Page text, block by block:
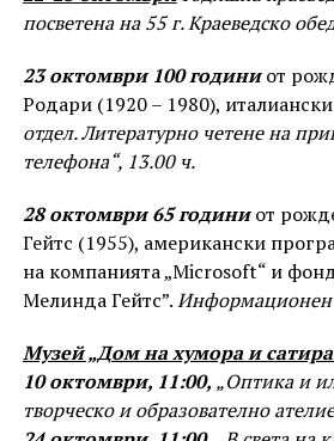
посветена на 55 г. Краеведско
23октомври 100 годиниот
Родари (1920 – 1980),
отдел. Литературно четене на
телефона“, 13.00 ч.
28 октомври 65 годиниот
Гейтс (1955), американски
на компанията „Microsoft“ и
Мелинда Гейтс”.Информационен
Музей „Дом на хумора и
10 октомври, 11:00, „Оптика и
творческо и образователно ателие